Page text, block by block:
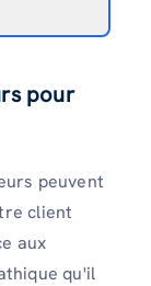
pour
peuvent
client
aux
qu'il